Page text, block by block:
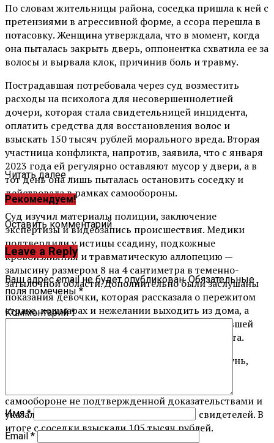
По словам жительницы района, соседка пришла к ней с
претензиями в агрессивной форме, а ссора перешла в
потасовку. Женщина утверждала, что в момент, когда
она пыталась закрыть дверь, оппонентка схватила ее за
волосы и вырвала клок, причинив боль и травму.
Пострадавшая потребовала через суд возместить
расходы на психолога для несовершеннолетней
дочери, которая стала свидетельницей инцидента,
оплатить средства для восстановления волос и
взыскать 150 тысяч рублей морального вреда. Вторая
участница конфликта, напротив, заявила, что с января
2023 года ей регулярно оставляют мусор у двери, а в
тот день она лишь пыталась остановить соседку и
действовала в рамках самообороны.
Суд изучил материалы полиции, заключение
экспертизы и видеозапись происшествия. Медики
подтвердили у истицы ссадину, подкожные
кровоизлияния и травматическую аллопецию —
залысину размером 8 на 4 сантиметра в теменно-
затылочной области. Дополнительно были заслушаны
показания девочки, которая рассказала о пережитом
страхе, кошмарах и нежелании выходить из дома, а
также данные классного руководителя, отметившей
перемены в поведении ученицы после конфликта.
В деле также были представлены чеки на шампунь,
самообороне не подтвержденной доказательствами и
указал на запись с телефона и показания свидетелей. В
итоге с соседки взыскали 105 тысяч рублей.
Читать далее ...
Рекомендуем!
Оставить комментарий
Leave a Reply
Ваш адрес email не будет опубликован. Обязательные
поля помечены *
Комментарий*
Имя*
Email *